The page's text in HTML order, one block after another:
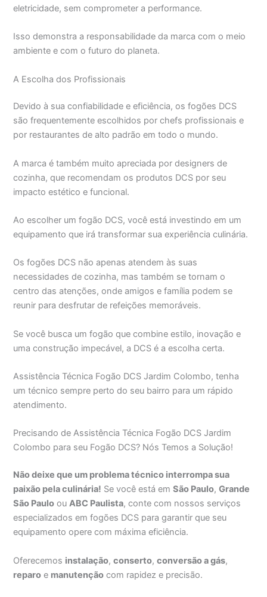
eletricidade, sem comprometer a performance.
Isso demonstra a responsabilidade da marca com o meio
ambiente e com o futuro do planeta.
A Escolha dos Profissionais
Devido à sua confiabilidade e eficiência, os fogões DCS
são frequentemente escolhidos por chefs profissionais e
por restaurantes de alto padrão em todo o mundo.
A marca é também muito apreciada por designers de
cozinha, que recomendam os produtos DCS por seu
impacto estético e funcional.
Ao escolher um fogão DCS, você está investindo em um
equipamento que irá transformar sua experiência culinária.
Os fogões DCS não apenas atendem às suas
necessidades de cozinha, mas também se tornam o
centro das atenções, onde amigos e família podem se
reunir para desfrutar de refeições memoráveis.
Se você busca um fogão que combine estilo, inovação e
uma construção impecável, a DCS é a escolha certa.
Assistência Técnica Fogão DCS Jardim Colombo, tenha
um técnico sempre perto do seu bairro para um rápido
atendimento.
Precisando de Assistência Técnica Fogão DCS Jardim
Colombo para seu Fogão DCS? Nós Temos a Solução!
Não deixe que um problema técnico interrompa sua
paixão pela culinária! Se você está emSão Paulo,Grande
São Paulo ouABC Paulista, conte com nossos serviços
especializados em fogões DCS para garantir que seu
equipamento opere com máxima eficiência.
Oferecemos instalação,conserto,conversão a gás,
reparo e manutenção com rapidez e precisão.